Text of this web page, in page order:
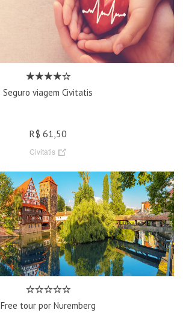
Seguro viagem Civitatis
R$ 61,50
Civitatis
Free tour por Nuremberg